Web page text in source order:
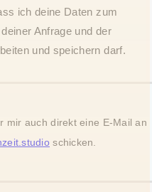
ich deine Daten zum
Anfrage und der
und speichern darf.
mir auch direkt eine E-Mail an
schicken.